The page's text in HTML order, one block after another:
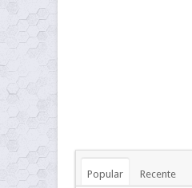
Popular Recente